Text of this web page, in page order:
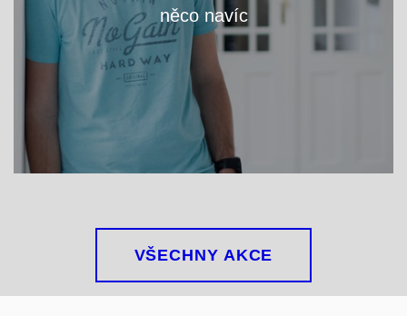
něco navíc
VÍCE
VŠECHNY AKCE